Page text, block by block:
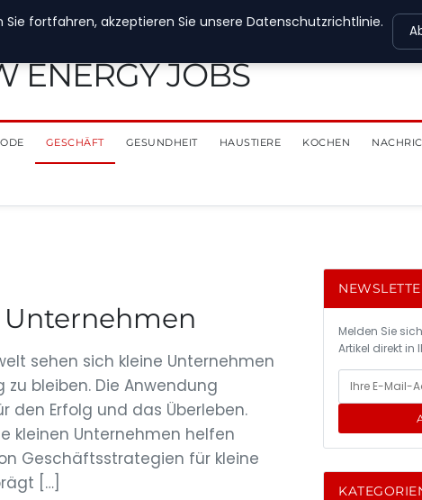
ENERGY JOBS
GESCHÄFT GESUNDHEIT HAUSTIERE KOCHEN
sehen sich kleine Unternehmen
bleiben. Die Anwendung
Erfolg und das Überleben.
kleinen Unternehmen helfen
Geschäftsstrategien für kleine
[…]
Melden Sie
Artikel direkt in
fortfahren, akzeptieren Sie unsere Datenschutzrichtlinie.